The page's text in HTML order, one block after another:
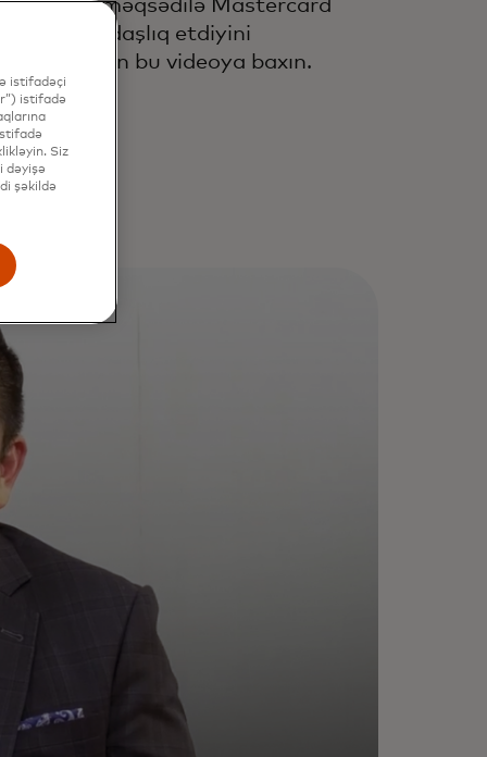
məqsədilə Mastercard
necə əməkdaşlıq etdiyini
üçün bu videoya baxın.
istifadəçi
istifadə
Siz
dəyişə
şəkildə